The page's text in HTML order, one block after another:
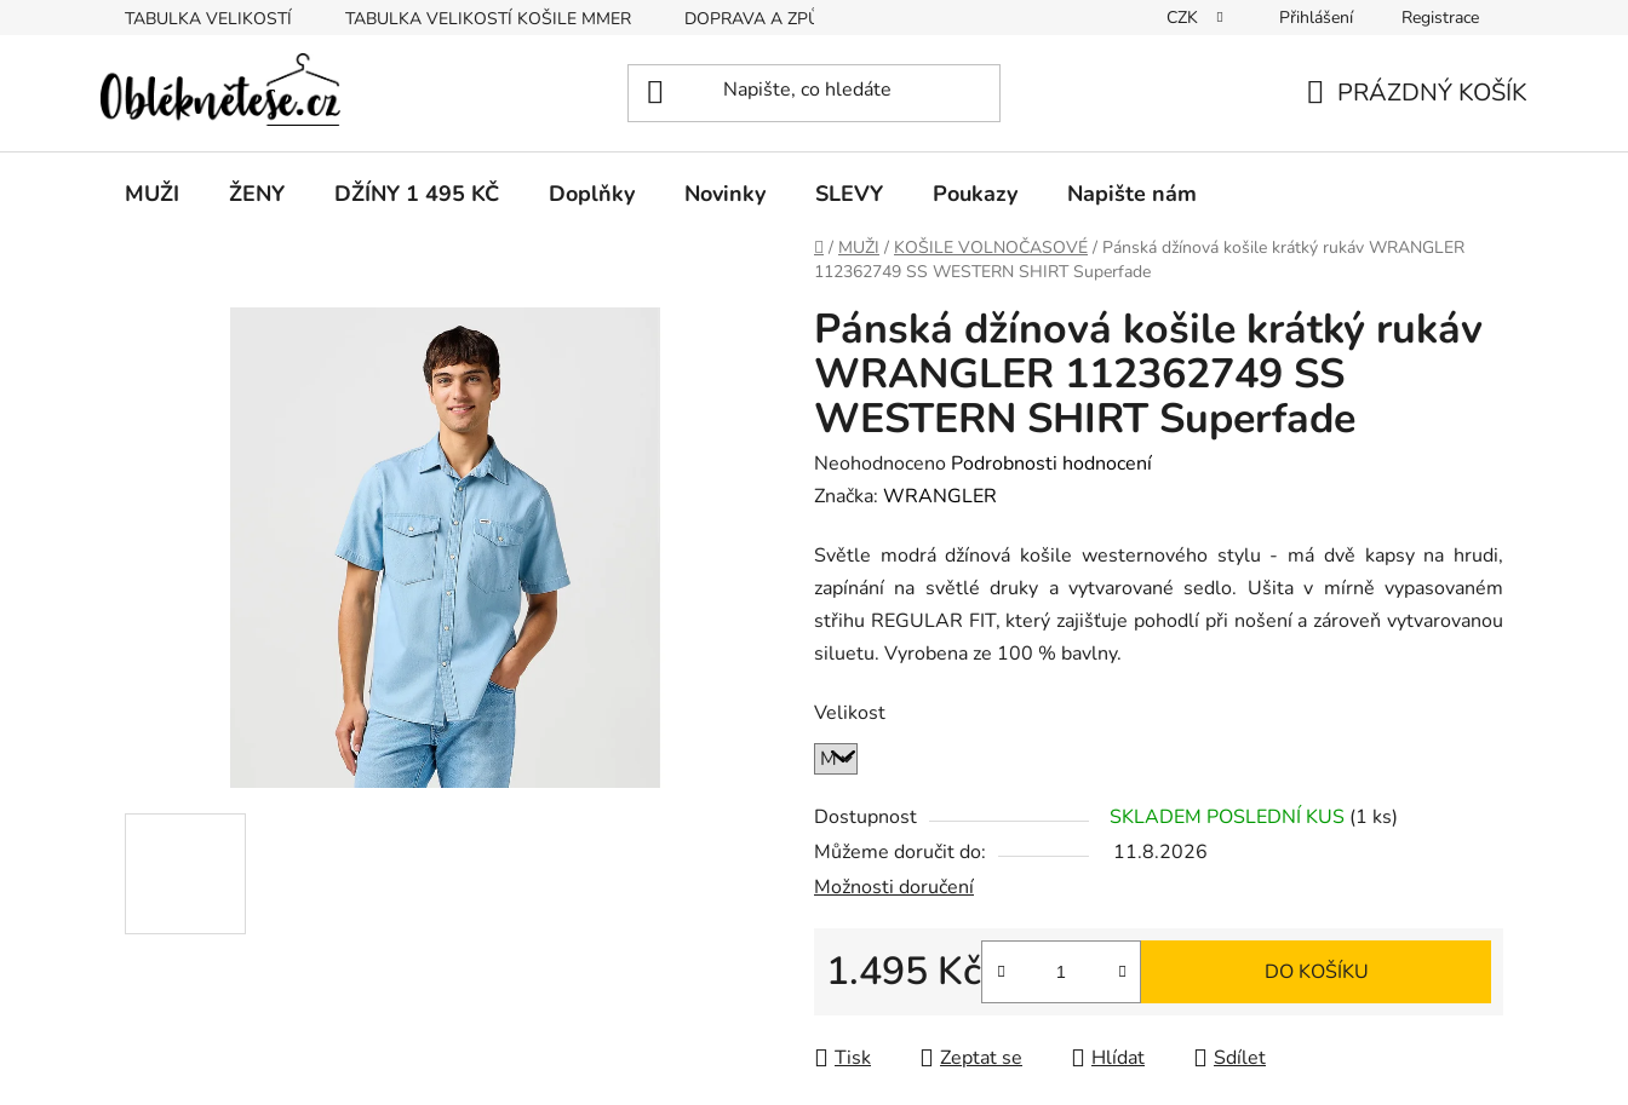
TABULKA VELIKOSTÍ TABULKA VELIKOSTÍ KOŠILE MMER DOPRAVA A ZPŮSOB PLATBY 30 DNÍ NA ROZMYŠLENOU VRÁCENÍ ZBOŽÍ
CZK Přihlášení Registrace
PRÁZDNÝ KOŠÍK
MUŽI ŽENY DŽÍNY 1 495 KČ Doplňky Novinky SLEVY Poukazy Napište nám
Domů
/ MUŽI / KOŠILE VOLNOČASOVÉ / Pánská džínová košile krátký rukáv WRANGLER
112362749 SS WESTERN SHIRT Superfade
Pánská džínová košile krátký rukáv
WRANGLER 112362749 SS
WESTERN SHIRT Superfade
Průměrné
hodnocení
je
0,0
z
5
Neohodnoceno Podrobnosti hodnocení
Značka: WRANGLER
Světle modrá džínová košile westernového stylu - má dvě kapsy na hrudi,
zapínání na světlé druky a vytvarované sedlo. Ušita v mírně vypasovaném
střihu REGULAR FIT, který zajišťuje pohodlí při nošení a zároveň vytvarovanou
siluetu. Vyrobena ze 100 % bavlny.
Velikost
Dostupnost SKLADEM POSLEDNÍ KUS (1 ks)
Můžeme doručit do:
11.8.2026
Možnosti doručení
1.495 Kč DO KOŠÍKU
Tisk Zeptat se Hlídat Sdílet